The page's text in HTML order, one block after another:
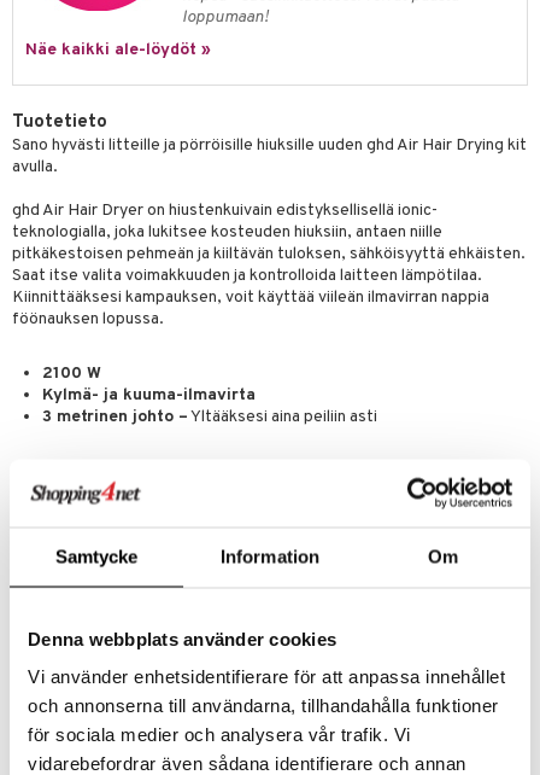
Samtycke Information Om
Denna webbplats använder cookies
Vi använder enhetsidentifierare för att anpassa innehållet
och annonserna till användarna, tillhandahålla funktioner
för sociala medier och analysera vår trafik. Vi
vidarebefordrar även sådana identifierare och annan
loppumaan!
Näe kaikki ale-löydöt »
Tuotetieto
Sano hyvästi litteille ja pörröisille hiuksille uuden ghd Air Hair Drying kit
avulla.
ghd Air Hair Dryer on hiustenkuivain edistyksellisellä ionic-
teknologialla, joka lukitsee kosteuden hiuksiin, antaen niille
pitkäkestoisen pehmeän ja kiiltävän tuloksen, sähköisyyttä ehkäisten.
Saat itse valita voimakkuuden ja kontrolloida laitteen lämpötilaa.
Kiinnittääksesi kampauksen, voit käyttää viileän ilmavirran nappia
föönauksen lopussa.
2100 W
Kylmä- ja kuuma-ilmavirta
3 metrinen johto –Yltääksesi aina peiliin asti
Sisältyy:
ghd vented radial brush size 3-Antaa hiuksille tuuheutta ja
Tuotenumero
3: Kosteutus
ja naamiot
Huulten Hoito
Elixir
Happy
Happy For Men
Miehille
& Soujaus
& Ihonpuhdistus